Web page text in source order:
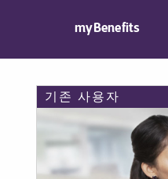
myBenefits
기존 사용자